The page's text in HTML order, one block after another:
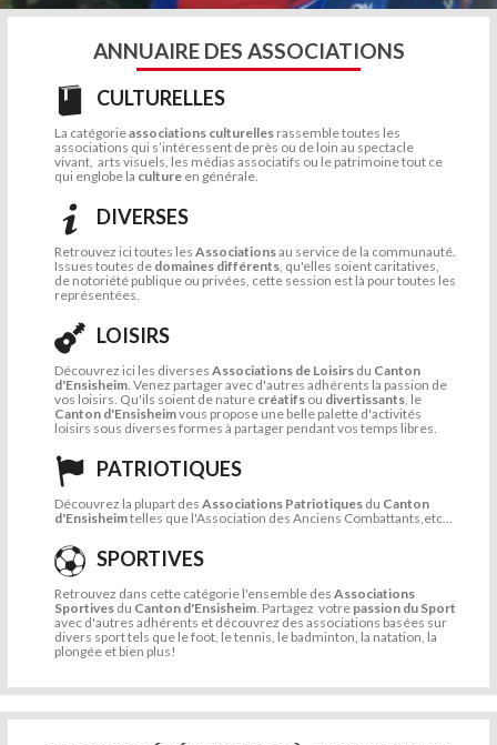
ANNUAIRE DES ASSOCIATIONS
CULTURELLES
La catégorieassociations culturelles rassemble toutes les
associations qui s’intéressent de près ou de loin au spectacle
vivant, arts visuels, les médias associatifs ou le patrimoine tout ce
qui englobe la culture en générale.
DIVERSES
Retrouvez ici toutes les Associationsau service de la communauté.
Issues toutes de domaines différents , qu'elles soient caritatives,
de notoriété publique ou privées, cette session est là pour toutes les
représentées.
LOISIRS
Découvrez ici les diverses Associations de Loisirs du Canton
d'Ensisheim . Venez partager avec d'autres adhérents la passion de
vos loisirs. Qu'ils soient de nature créatifs ou divertissants , le
Canton d'Ensisheimvous propose une belle palette d'activités
loisirs sous diverses formes à partager pendant vos temps libres.
PATRIOTIQUES
Découvrez la plupart des Associations Patriotiques du Canton
d'Ensisheimtelles que l'Association des Anciens Combattants,etc...
SPORTIVES
Retrouvez dans cette catégorie l'ensemble des Associations
Sportives du Canton d'Ensisheim . Partagez votre passion du Sport
avec d'autres adhérents et découvrez des associations basées sur
divers sport tels que le foot, le tennis, le badminton, la natation, la
plongée et bien plus!